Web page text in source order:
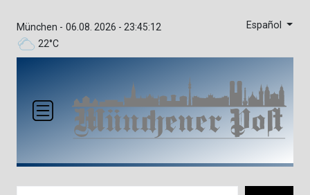
München -
22°C
06.08. 2026 - 23:45:12 Español